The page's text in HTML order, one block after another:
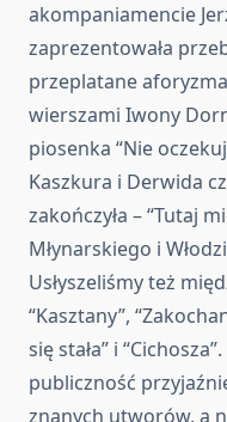
akompaniamencie
zaprezentowała
przeplatane
wierszami Iwony
piosenka “Nie
Kaszkura i Derwida
zakończyła – “Tutaj
Młynarskiego i
Usłyszeliśmy też
“Kasztany”,
się stała” i
publiczność
znanych utworów, a